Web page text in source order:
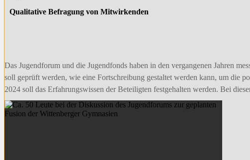
Qualitative Befragung von Mitwirkenden
Das Jugendforum und die Jugendfonds haben in den vergangenen Jahren
soll geprüft werden, wie eine Fortschreibung gestaltet werden kann, um die
2024 soll das Erfahrungswissen der Beteiligten festgehalten werden. Bei